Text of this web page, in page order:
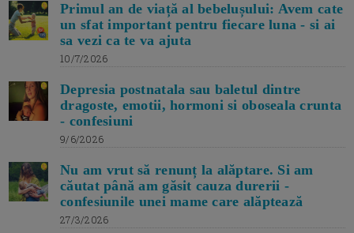
Primul an de viață al bebelușului: Avem cate
un sfat important pentru fiecare luna - si ai
sa vezi ca te va ajuta
10/7/2026
Depresia postnatala sau baletul dintre
dragoste, emotii, hormoni si oboseala crunta
- confesiuni
9/6/2026
Nu am vrut să renunț la alăptare. Si am
căutat până am găsit cauza durerii -
confesiunile unei mame care alăptează
27/3/2026